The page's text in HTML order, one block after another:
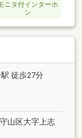
ニタ付インターホ
ン
徒歩27分
山区大字上志